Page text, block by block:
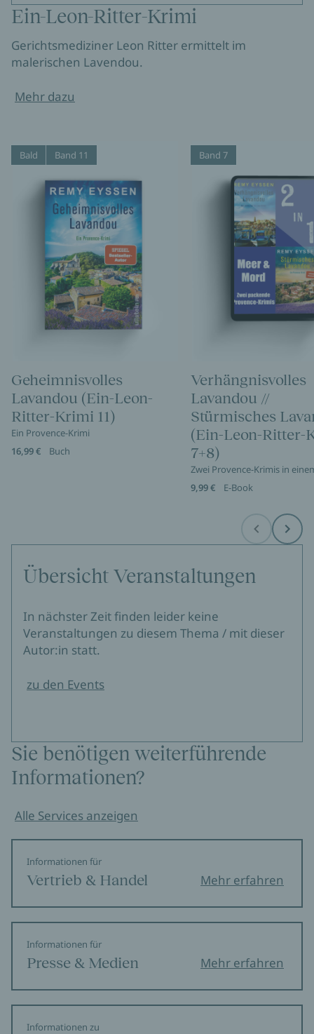
Ein-Leon-Ritter-Krimi
Gerichtsmediziner Leon Ritter ermittelt im
malerischen Lavendou.
Mehr dazu
Bald Band 11
Geheimnisvolles
Lavandou (Ein-Leon-
Ritter-Krimi 11)
Ein Provence-Krimi
16,99 €
Buch
Band 7
Verhängnisvolles
Lavandou //
Stürmisches
(Ein-Leon-Ritter-
7+8)
Zwei Provence-Krimis in
9,99 €
E-Book
Before Next
Übersicht Veranstaltungen
In nächster Zeit finden leider keine
Veranstaltungen zu diesem Thema / mit dieser
Autor:in statt.
zu den Events
Sie benötigen weiterführende
Informationen?
Alle Services anzeigen
Informationen für
Vertrieb & Handel Mehr erfahren
Informationen für
Presse & Medien Mehr erfahren
Informationen zu